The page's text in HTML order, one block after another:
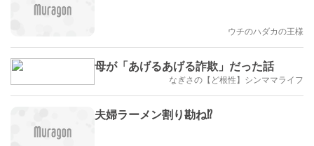
ウチのハダカの王様
母が「あげるあげる詐欺」だった話
なぎさの【ど根性】シンママライフ
夫婦ラーメン割り勘ね⁉